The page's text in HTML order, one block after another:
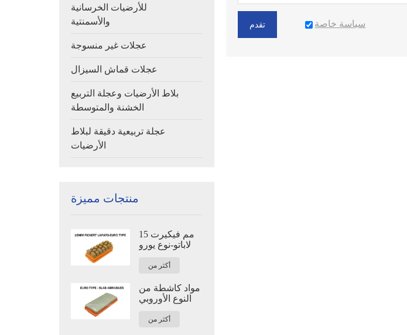
للأرضيات الخرسانية
والأسمنتية
عجلات غير منسوجة
عجلات قماش السيزال
بلاط الأرضيات وعجلة التربيع
الخشنة والمتوسطة
عجلة تربيعية دقيقة لبلاط
الأرضيات
منتجات مميزة
15 مم فيكيرت
لاباتو-نوع يورو
أكثر من
مواد كاشطة من
النوع الأوروبي
أكثر من
تقدم سياسة خاصة